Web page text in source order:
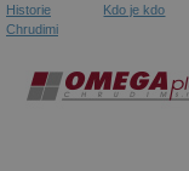
Historie
Chrudimi
Kdo je kdo